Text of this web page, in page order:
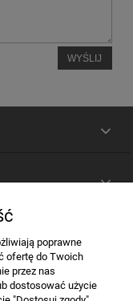
WYŚLIJ
poprawne
ofertę do Twoich
przez nas
dostosować użycie